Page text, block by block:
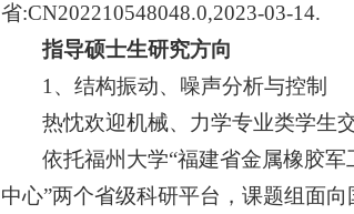
省:CN202210548048.0,2023-03-14.
指导硕士生研究方向
1、结构振动、噪声分析与控制
热忱欢迎机械、力学专业类学生
依托福州大学“福建省金属橡胶
中心”两个省级科研平台，课题组面